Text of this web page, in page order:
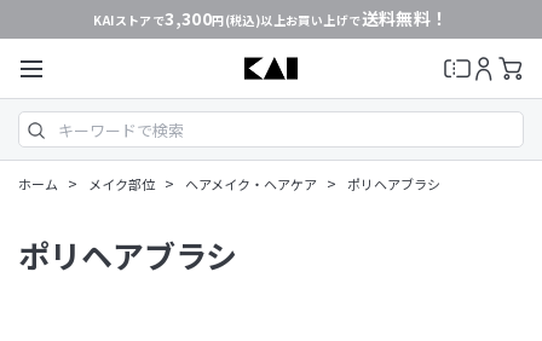
KAIストアで3,300円(税込)以上お買い上げで送料無料！
ホーム > メイク部位 > ヘアメイク・ヘアケア > ポリヘアブラシ
ポリヘアブラシ